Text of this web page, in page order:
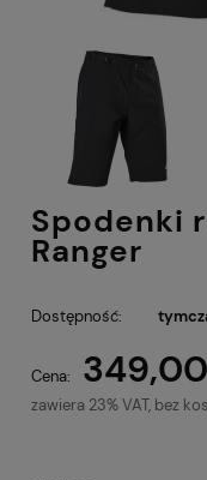
Spodenki
Ranger
Dostępność:
Cena: 349,00
zawiera 23% VAT, bez